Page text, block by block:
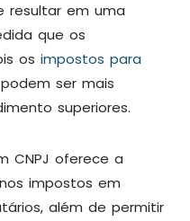
resultar em uma
que os
os impostos para
ser mais
superiores.
CNPJ oferece a
impostos em
além de permitir